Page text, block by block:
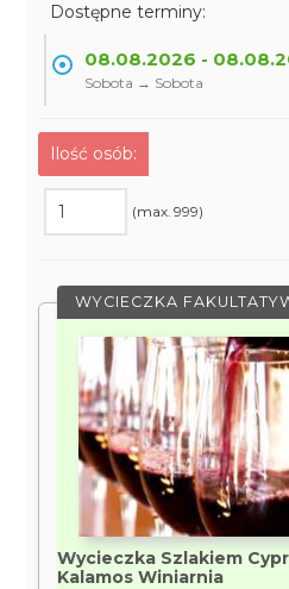
Dostępne terminy:
08.08.2026 -
Sobota → Sobota
Ilość osób:
(max. 999)
WYCIECZKA
Wycieczka Szlakiem
Kalamos Winiarnia